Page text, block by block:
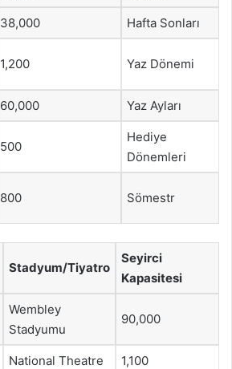
38,000 Hafta Sonları
1,200 Yaz Dönemi
60,000 Yaz Ayları
500
Hediye
Dönemleri
800 Sömestr
Stadyum/Tiyatro
Seyirci
Kapasitesi
Wembley
Stadyumu
90,000
National Theatre 1,100